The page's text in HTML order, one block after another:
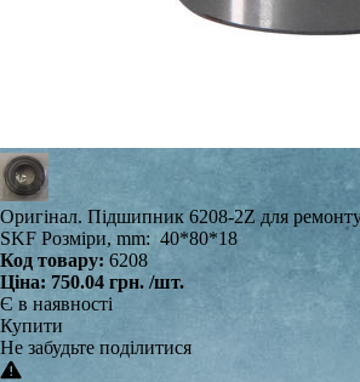
Оригінал. Підшипник 6208-2Z для
SKF Розміри, mm: 40*80*18
Код товару: 6208
Ціна: 750.04 грн. /шт.
Є в наявності
Купити
Не забудьте поділитися